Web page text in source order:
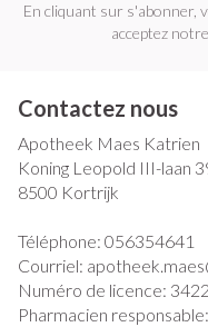
En cliquant sur s'abonner,
acceptez notre
Contactez nous
Apotheek Maes Katrien
Koning Leopold III-laan
8500 Kortrijk
Téléphone: 056354641
Courriel:
Numéro de licence:
Pharmacien responsable: